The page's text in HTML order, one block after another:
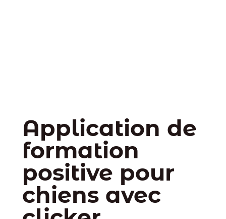
Application de
formation
positive pour
chiens avec